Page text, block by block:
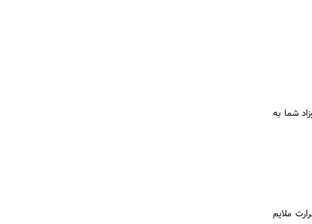
شما به
آب ترکیب کنید و به مدت 5-7 دقیقه با حرارت ملایم